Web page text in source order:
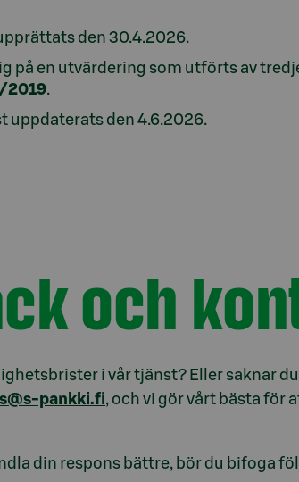
den 30.4.2026.
på en utvärdering som utförts av
2019.
uppdaterats den 4.6.2026.
och
i vår tjänst? Eller saknar
pankki.fi, och vi gör vårt bästa för
din respons bättre, bör du bifoga